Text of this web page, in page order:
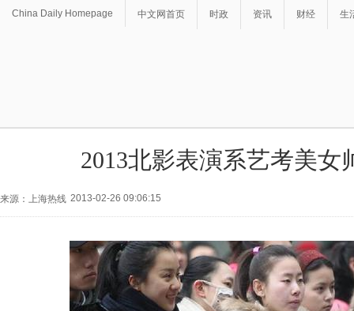
China Daily Homepage 中文网首页 时政 资讯 财经 生
2013北影表演系艺考美女
来源：上海热线 2013-02-26 09:06:15